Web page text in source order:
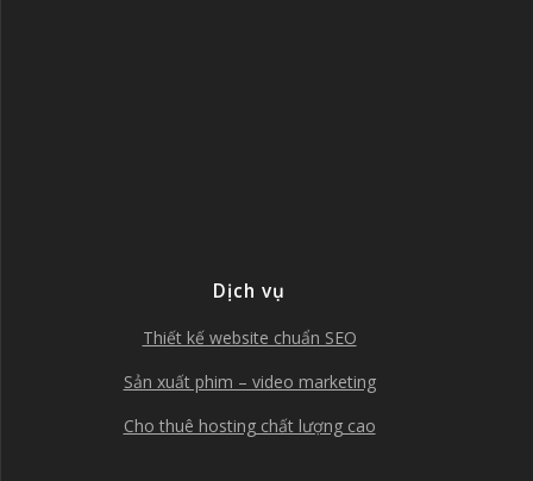
Dịch vụ
Thiết kế website chuẩn SEO
Sản xuất phim – video marketing
Cho thuê hosting chất lượng cao